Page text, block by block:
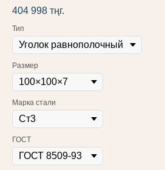
404 998 тңг.
Тип
Размер
Марка стали
ГОСТ